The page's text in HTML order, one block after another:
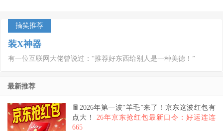
搞笑推荐
装X神器
有一位互联网大佬曾说过：“推荐好东西给别人是一种美德！”
最新推荐
🧧2026年第一波“羊毛”来了！京东这波红包有
点大！ 26年京东抢红包最新口令：好运连连
665